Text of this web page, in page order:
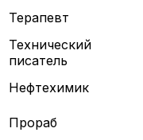
Терапевт
Технический
писатель
Нефтехимик
Прораб